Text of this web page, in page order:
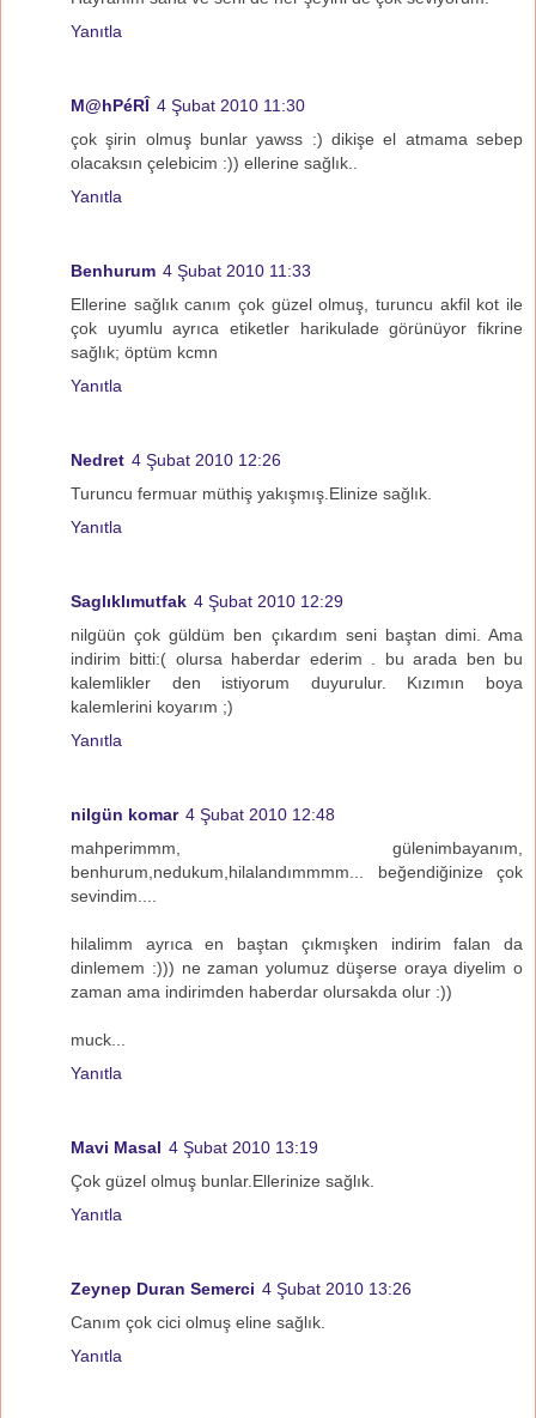
Yanıtla
M@hPéRÎ 4 Şubat 2010 11:30
çok şirin olmuş bunlar yawss :) dikişe el atmama sebep
olacaksın çelebicim :)) ellerine sağlık..
Yanıtla
Benhurum 4 Şubat 2010 11:33
Ellerine sağlık canım çok güzel olmuş, turuncu akfil kot ile
çok uyumlu ayrıca etiketler harikulade görünüyor fikrine
sağlık; öptüm kcmn
Yanıtla
Nedret 4 Şubat 2010 12:26
Turuncu fermuar müthiş yakışmış.Elinize sağlık.
Yanıtla
Saglıklımutfak 4 Şubat 2010 12:29
nilgüün çok güldüm ben çıkardım seni baştan dimi. Ama
indirim bitti:( olursa haberdar ederim . bu arada ben bu
kalemlikler den istiyorum duyurulur. Kızımın boya
kalemlerini koyarım ;)
Yanıtla
nilgün komar 4 Şubat 2010 12:48
mahperimmm, gülenimbayanım,
benhurum,nedukum,hilalandımmmm... beğendiğinize çok
sevindim....
hilalimm ayrıca en baştan çıkmışken indirim falan da
dinlemem :))) ne zaman yolumuz düşerse oraya diyelim o
zaman ama indirimden haberdar olursakda olur :))
muck...
Yanıtla
Mavi Masal 4 Şubat 2010 13:19
Çok güzel olmuş bunlar.Ellerinize sağlık.
Yanıtla
Zeynep Duran Semerci 4 Şubat 2010 13:26
Canım çok cici olmuş eline sağlık.
Yanıtla